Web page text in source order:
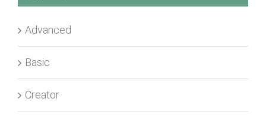
Advanced
Basic
Creator